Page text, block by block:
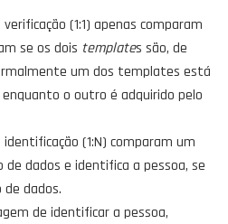
(1:1) apenas comparam
se os dois templates são, de
um dos templates está
o outro é adquirido pelo
(1:N) comparam um
dados e identifica a pessoa, se
dados.
de identificar a pessoa,